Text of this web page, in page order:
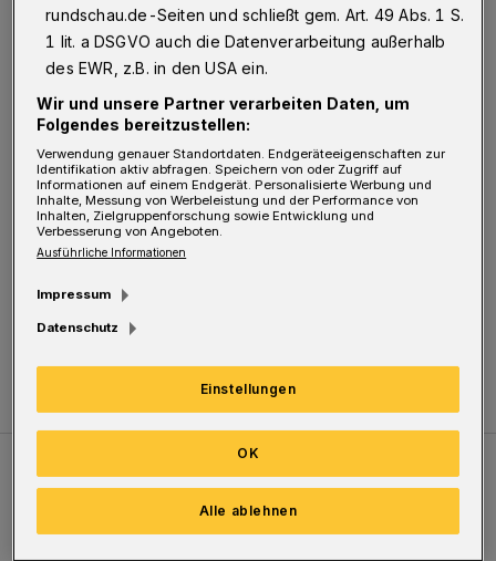
sei denn, man setzt sich auf den Boden, denn
eine Sitzgelegenheit gibt es nicht in der Mall.
Und wenn man vom Boden nicht mehr alleine
hochkommt, gibt es sicher Passanten, die
einem hochhelfen.
Vielleicht sieht sich mal jemand
Kaiserslautern an: Hier gibt es kleine
Sitznischen.
Meistgelesen Neueste Artikel Zum Thema
Tief hinein in die Wuppertaler Unterwelt
rundschau.de-Seiten und schließt gem. Art. 49 Abs. 1 S.
1 lit. a DSGVO auch die Datenverarbeitung außerhalb
des EWR, z.B. in den USA ein.
Wir und unsere Partner verarbeiten Daten, um
Folgendes bereitzustellen:
Verwendung genauer Standortdaten. Endgeräteeigenschaften zur
Identifikation aktiv abfragen. Speichern von oder Zugriff auf
Informationen auf einem Endgerät. Personalisierte Werbung und
Inhalte, Messung von Werbeleistung und der Performance von
Inhalten, Zielgruppenforschung sowie Entwicklung und
Verbesserung von Angeboten.
Ausführliche Informationen
Impressum
Datenschutz
Einstellungen
Alle ablehnen
OK